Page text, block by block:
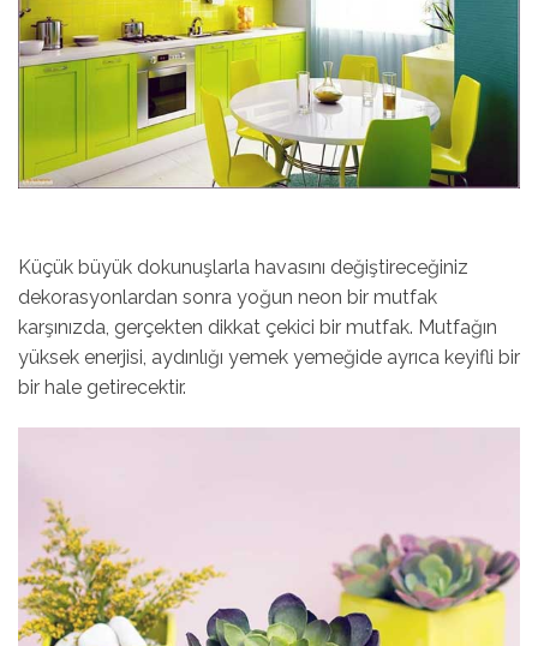
Küçük büyük dokunuşlarla havasını değiştireceğiniz
dekorasyonlardan sonra yoğun neon bir mutfak
karşınızda, gerçekten dikkat çekici bir mutfak. Mutfağın
yüksek enerjisi, aydınlığı yemek yemeğide ayrıca keyifli bir
bir hale getirecektir.